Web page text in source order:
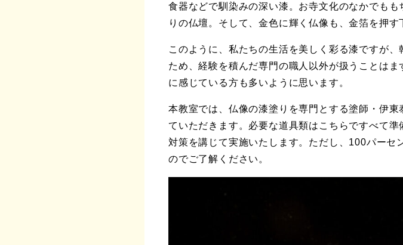
食器などで馴染みの深い漆。お寺文化のなかでも
りの仏壇。そして、金色に輝く仏像も、金箔を押す
このように、私たちの生活を美しく彩る漆ですが
ため、経験を積んだ専門の職人以外が扱うことは
に感じている方も多いように思います。
本教室では、仏像の漆塗りを専門とする塗師・伊
ていただきます。必要な道具類はこちらですべて
対策を講じて実施いたします。ただし、100パーセ
のでご了解ください。